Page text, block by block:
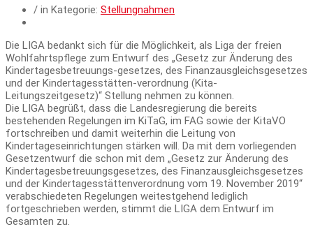
/ in Kategorie: Stellungnahmen
Die LIGA bedankt sich für die Möglichkeit, als Liga der freien
Wohlfahrtspflege zum Entwurf des „Gesetz zur Änderung des
Kindertagesbetreuungs-gesetzes, des Finanzausgleichsgesetzes
und der Kindertagesstätten-verordnung (Kita-
Leitungszeitgesetz)“ Stellung nehmen zu können.
Die LIGA begrüßt, dass die Landesregierung die bereits
bestehenden Regelungen im KiTaG, im FAG sowie der KitaVO
fortschreiben und damit weiterhin die Leitung von
Kindertageseinrichtungen stärken will. Da mit dem vorliegenden
Gesetzentwurf die schon mit dem „Gesetz zur Änderung des
Kindertagesbetreuungsgesetzes, des Finanzausgleichsgesetzes
und der Kindertagesstättenverordnung vom 19. November 2019“
verabschiedeten Regelungen weitestgehend lediglich
fortgeschrieben werden, stimmt die LIGA dem Entwurf im
Gesamten zu.